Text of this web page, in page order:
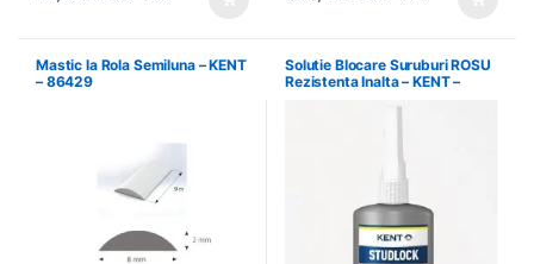
Mastic la Rola Semiluna – KENT
– 86429
Solutie Blocare Suruburi ROSU
Rezistenta Inalta – KENT –